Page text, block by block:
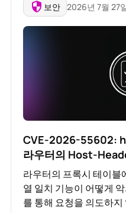
보안 2026년 7월 27
CVE-2026-55602:
라우터의 Host-
라우터의 프록시 테이블
열 일치 기능이 어떻게
를 통해 요청을 의도하